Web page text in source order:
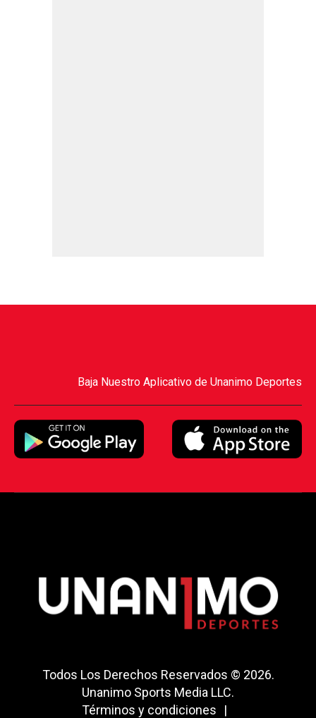
Baja Nuestro Aplicativo de Unanimo Deportes
Todos Los Derechos Reservados © 2026.
Unanimo Sports Media LLC.
Términos y condiciones